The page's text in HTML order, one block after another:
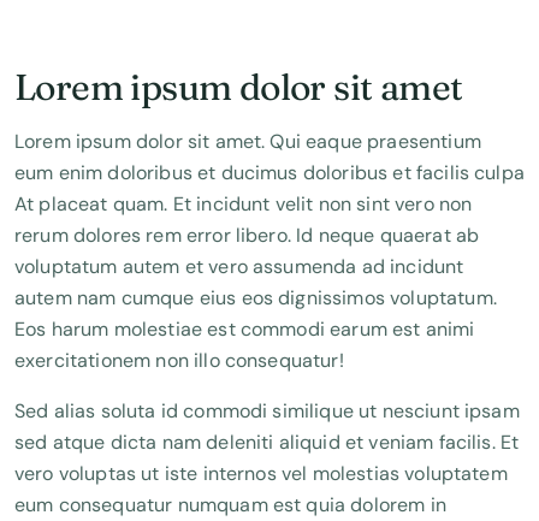
Lorem ipsum dolor sit amet
Lorem ipsum dolor sit amet. Qui eaque praesentium
eum enim doloribus et ducimus doloribus et facilis culpa
At placeat quam. Et incidunt velit non sint vero non
rerum dolores rem error libero. Id neque quaerat ab
voluptatum autem et vero assumenda ad incidunt
autem nam cumque eius eos dignissimos voluptatum.
Eos harum molestiae est commodi earum est animi
exercitationem non illo consequatur!
Sed alias soluta id commodi similique ut nesciunt ipsam
sed atque dicta nam deleniti aliquid et veniam facilis. Et
vero voluptas ut iste internos vel molestias voluptatem
eum consequatur numquam est quia dolorem in